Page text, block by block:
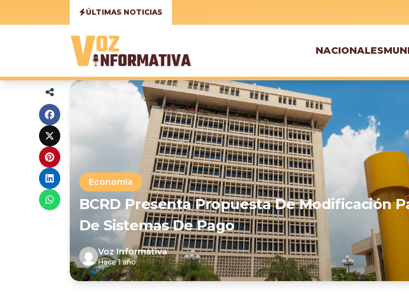
ÚLTIMAS NOTICIAS
NACIONALES
Economia
BCRD Presenta Propuesta De Modificación
De Sistemas De Pago
Voz Informativa
Hace 1 año